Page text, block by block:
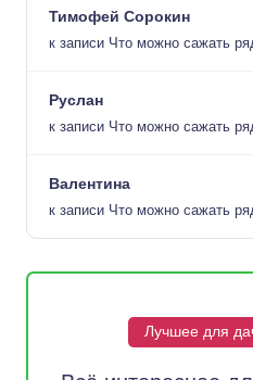
Тимофей Сорокин
к записи Что можно сажать
Руслан
к записи Что можно сажать
Валентина
к записи Что можно сажать
Лучшее для